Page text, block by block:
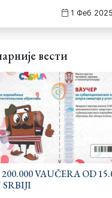
1 Феб 2025
вести
VAUČERA OD